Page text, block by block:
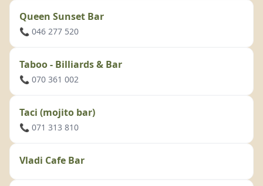
Queen Sunset Bar
📞 046 277 520
Taboo - Billiards & Bar
📞 070 361 002
Taci (mojito bar)
📞 071 313 810
Vladi Cafe Bar